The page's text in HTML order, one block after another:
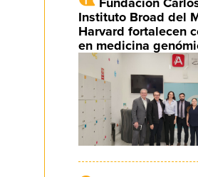
Instituto Broad del
Harvard fortalecen
en medicina